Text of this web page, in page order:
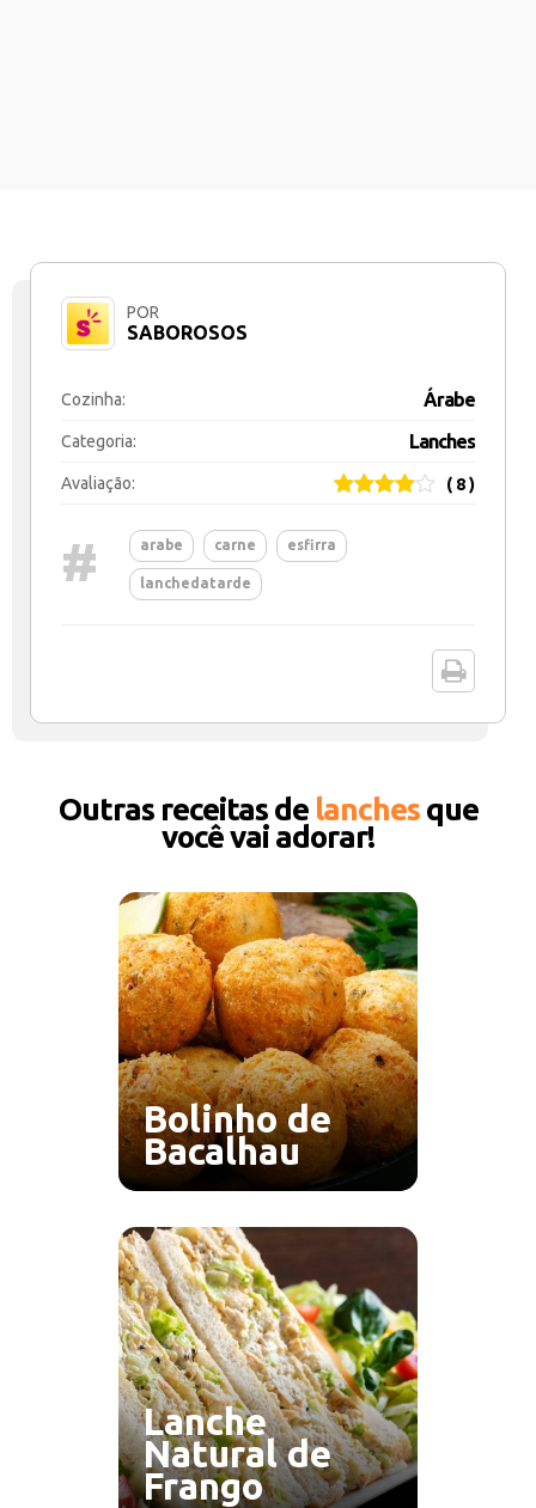
POR
SABOROSOS
Cozinha: Árabe
Categoria: Lanches
Avaliação: ( 8 )
# arabe carne esfirra
lanchedatarde
Outras receitas de lanchesque
você vai adorar!
Bolinho de
Bacalhau
Lanche
Natural de
Frango